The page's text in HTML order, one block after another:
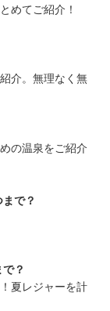
めてご紹介！
介。無理なく無
の温泉をご紹介
で？
？
夏レジャーを計